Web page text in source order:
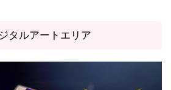
タルアートエリア